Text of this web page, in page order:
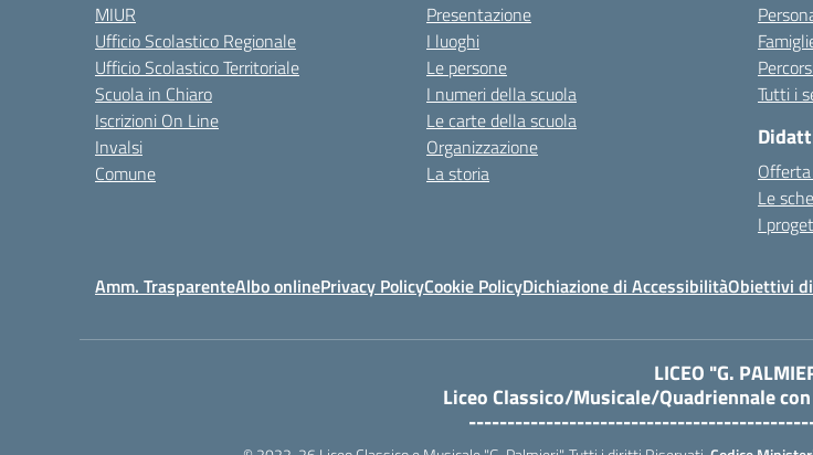
MIUR
Ufficio Scolastico Regionale
Ufficio Scolastico Territoriale
Scuola in Chiaro
Iscrizioni On Line
Invalsi
Comune
Presentazione
I luoghi
Le persone
I numeri della scuola
Le carte della scuola
Organizzazione
La storia
Tutti i
Le
I
Amm. TrasparenteAlbo onlinePrivacy PolicyCookie PolicyDichiazione di AccessibilitàObiettivi
LICEO "G.
Liceo Classico/Musicale/Quadriennale